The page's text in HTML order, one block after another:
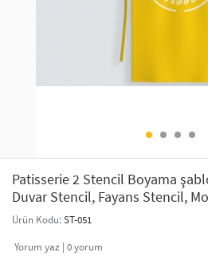
GELİN / DÜĞÜN AKSESUARLARI
ŞAL VE FULAR
ODA KOKUSU VE MUM
Patisserie 2 Stencil Boyama
Duvar Stencil, Fayans Stencil,
Ürün Kodu:ST-051
Yorum yaz | 0yorum